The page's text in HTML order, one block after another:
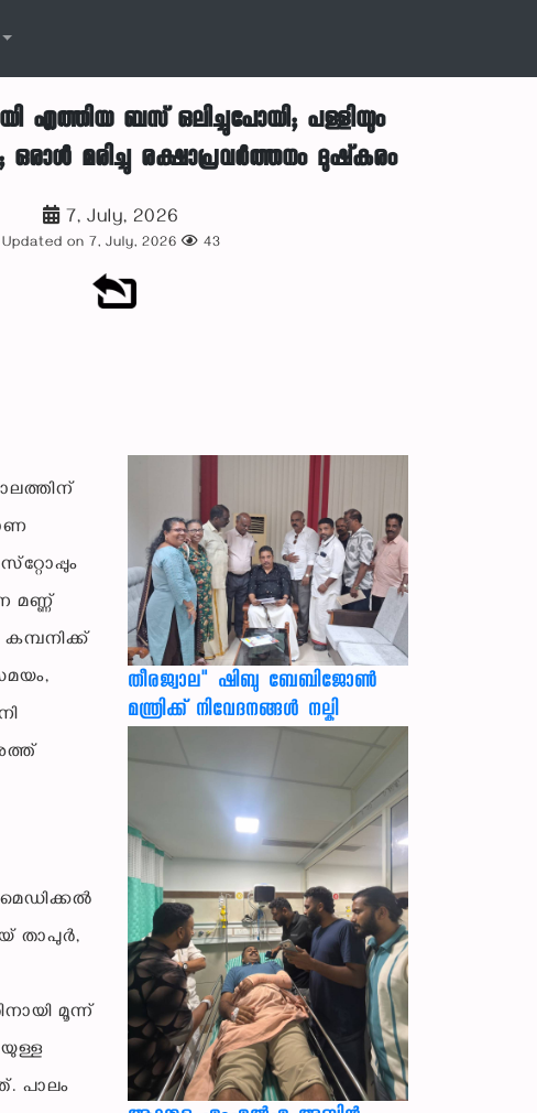
എത്തിയ ബസ് ഒലിച്ചുപോയി; പള്ളിയും
ഒരാൾ മരിച്ചു രക്ഷാപ്രവര്‍ത്തനം ദുഷ്‌കരം
7, July, 2026
Updated on 7, July, 2026 43
മണ്ണ്
കമ്പനിക്ക്
താപുര്‍,
മൂന്ന്
പാലം
തീരജ്വാല" ഷിബു ബേബിജോൺ
മന്ത്രിക്ക് നിവേദനങ്ങള്‍ നല്കി